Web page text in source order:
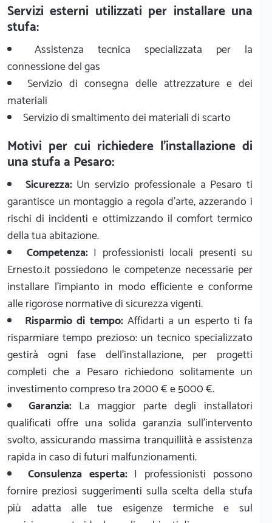
Servizi esterni utilizzati per installare una
stufa:
Assistenza tecnica specializzata per la
connessione del gas
Servizio di consegna delle attrezzature e dei
materiali
Servizio di smaltimento dei materiali di scarto
Motivi per cui richiedere l'installazione di
una stufa a Pesaro:
Sicurezza:Un servizio professionale a Pesaro ti
garantisce un montaggio a regola d'arte, azzerando i
rischi di incidenti e ottimizzando il comfort termico
della tua abitazione.
Competenza:I professionisti locali presenti su
Ernesto.it possiedono le competenze necessarie per
installare l'impianto in modo efficiente e conforme
alle rigorose normative di sicurezza vigenti.
Risparmio di tempo:Affidarti a un esperto ti fa
risparmiare tempo prezioso: un tecnico specializzato
gestirà ogni fase dell'installazione, per progetti
completi che a Pesaro richiedono solitamente un
investimento compreso tra 2000 € e 5000 €.
Garanzia:La maggior parte degli installatori
qualificati offre una solida garanzia sull'intervento
svolto, assicurando massima tranquillità e assistenza
rapida in caso di futuri malfunzionamenti.
Consulenza esperta:I professionisti possono
fornire preziosi suggerimenti sulla scelta della stufa
più adatta alle tue esigenze termiche e sul